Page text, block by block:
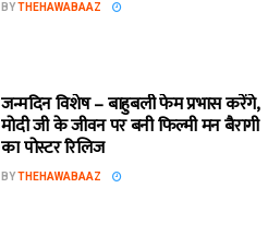
BYTHEHAWABAAZ
जन्मदिन विशेष – बाहुबली फेम प्रभास करेंगे,
मोदी जी के जीवन पर बनी फिल्मी मन बैरागी
का पोस्ट‍र रिलिज
BYTHEHAWABAAZ